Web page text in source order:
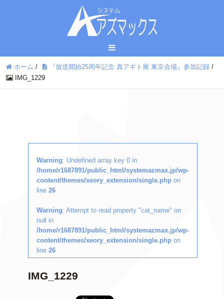
ホーム / 『放送開始25周年記念 真アギト展 東京会場』参加記録 /
IMG_1229
Warning: Undefined array key 0 in
/home/r1687891/public_html/systemazmax.jp/wp-
content/themes/xeory_extension/single.php on
line 26
Warning: Attempt to read property "cat_name" on
null in
/home/r1687891/public_html/systemazmax.jp/wp-
content/themes/xeory_extension/single.php on
line 26
IMG_1229